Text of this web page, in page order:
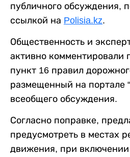
публичного обсуждения,
ссылкой на Polisia.kz.
Общественность и
активно комментировали
пункт 16 правил
размещенный на портале
всеобщего обсуждения.
Согласно поправке,
предусмотреть в местах
движения, при